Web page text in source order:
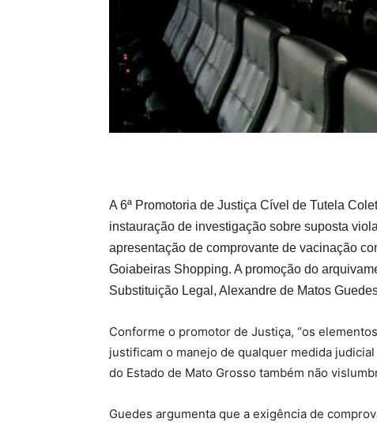
A 6ª Promotoria de Justiça Cível de Tutela
instauração de investigação sobre suposta
apresentação de comprovante de vacinação
Goiabeiras Shopping. A promoção do
Substituição Legal, Alexandre de Matos
Conforme o promotor de Justiça, “os
justificam o manejo de qualquer medida
do Estado de Mato Grosso também não
Guedes argumenta que a exigência de